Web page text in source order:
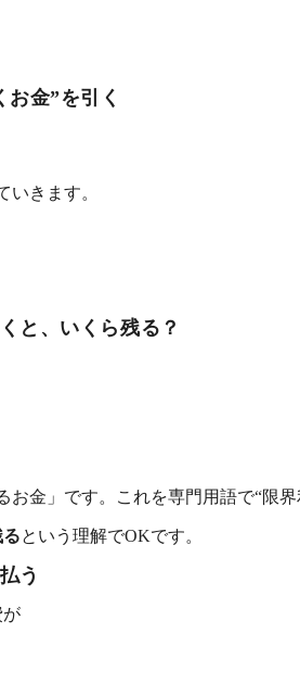
金”を引く
いきます。
と、いくら残る？
お金」です。これを専門用語で“限界
という理解でOKです。
う
が